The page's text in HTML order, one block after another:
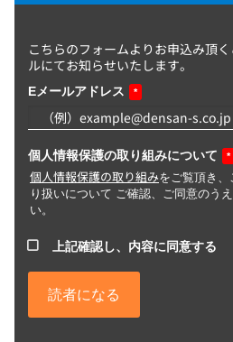
こちらのフォームよりお申込み頂く
ルにてお知らせいたします。
Eメールアドレス *
個人情報保護の取り組みについて *
個人情報保護の取り組みをご覧頂き、
り扱いについて ご確認、ご同意のう
い。
上記確認し、内容に同意する